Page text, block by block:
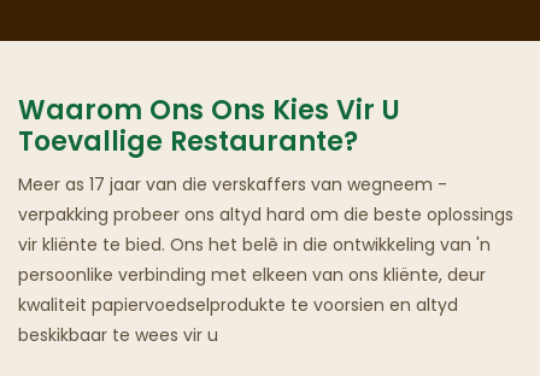
Kosvragmotors
Vetterige Lepel
Spookrestaurante
Waarom Ons Ons Kies Vir U
Toevallige Restaurante?
Meer as 17 jaar van die verskaffers van wegneem -
verpakking probeer ons altyd hard om die beste oplossings
vir kliënte te bied. Ons het belê in die ontwikkeling van 'n
persoonlike verbinding met elkeen van ons kliënte, deur
kwaliteit papiervoedselprodukte te voorsien en altyd
beskikbaar te wees vir u